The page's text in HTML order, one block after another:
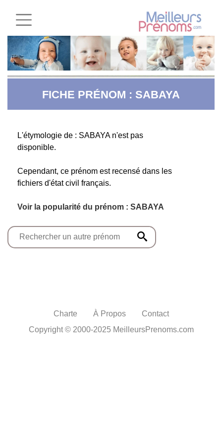
FICHE PRÉNOM : SABAYA
L'étymologie de : SABAYA n'est pas
disponible.
Cependant, ce prénom est recensé dans les
fichiers d'état civil français.
Voir la popularité du prénom : SABAYA
Charte À Propos
Contact
Copyright © 2000-2025 MeilleursPrenoms.com